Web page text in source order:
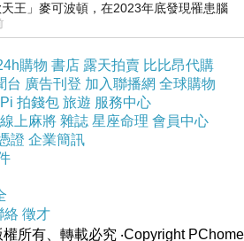
天王」麥可波頓，在2023年底發現罹患腦
早日康復，一切都好」。
購物 書店 露天拍賣 比比昂代購
台 廣告刊登 加入聯播網 全球購物
Pi 拍錢包 旅遊 服務中心
線上麻將 雜誌 星座命理 會員中心
證 企業簡訊
絡 徵才
權所有、轉載必究 ‧Copyright PChome